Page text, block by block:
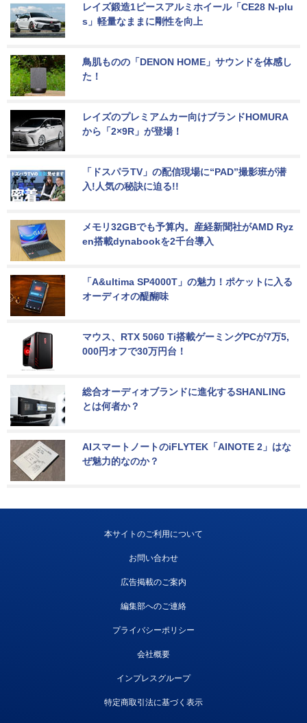
レイズ鍛造1ピースアルミホイール「CE28 N-plu
s」軽量なままに剛性を向上
鳥肌ものの「DENON HOME」サウンドを体感し
た！
レイズのプレミアムカー向けブランドHOMURA
から「2×9R」が登場！
「ドスパラTV」の配信現場に“PAD”撮影班が潜
入!人気の秘訣に迫る!!
メモリ32GBでも予算内。産経新聞社がAMD Ryz
en搭載dynabookを2千台導入
「A&ultima SP4000T」の魅力！ポケットに入る
オーディオの醍醐味
マウス、RTX 5060 Ti搭載ゲーミングPCが7万5,
000円オフで30万円台！
総合オーディオブランドに進化するSHANLING
とは何者か？
AIスマートノートのiFLYTEK「AINOTE 2」はな
ぜ魅力的なのか？
本サイトのご利用について
お問い合わせ
広告掲載のご案内
編集部へのご連絡
プライバシーポリシー
会社概要
インプレスグループ
特定商取引法に基づく表示